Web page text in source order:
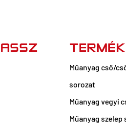
TERMÉK
Műanyag cső/
sorozat
Műanyag vegyi
Műanyag szelep